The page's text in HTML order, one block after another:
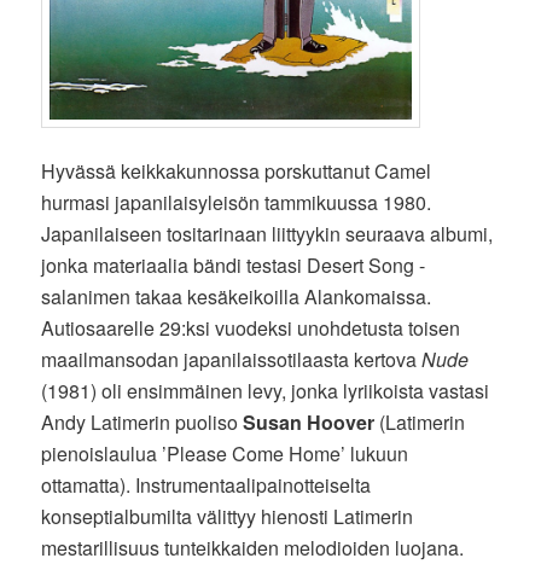
Hyvässä keikkakunnossa porskuttanut Camel
hurmasi japanilaisyleisön tammikuussa 1980.
Japanilaiseen tositarinaan liittyykin seuraava albumi,
jonka materiaalia bändi testasi Desert Song -
salanimen takaa kesäkeikoilla Alankomaissa.
Autiosaarelle 29:ksi vuodeksi unohdetusta toisen
maailmansodan japanilaissotilaasta kertovaNude
(1981) oli ensimmäinen levy, jonka lyriikoista vastasi
Andy Latimerin puolisoSusan Hoover (Latimerin
pienoislaulua ’Please Come Home’ lukuun
ottamatta). Instrumentaalipainotteiselta
konseptialbumilta välittyy hienosti Latimerin
mestarillisuus tunteikkaiden melodioiden luojana.